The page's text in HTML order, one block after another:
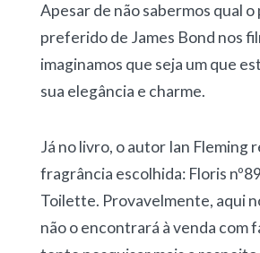
Apesar de não sabermos qual
preferido de James Bond nos
imaginamos que seja um que
sua elegância e charme.
Já no livro, o autor Ian Fleming
fragrância escolhida: Floris
Toilette. Provavelmente, aqui
não o encontrará à venda com